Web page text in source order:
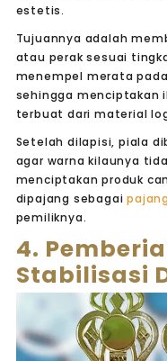
estetis.
Tujuannya adalah
atau perak sesuai
menempel merata
sehingga menciptakan
terbuat dari material
Setelah dilapisi, piala
agar warna kilaunya
menciptakan produk
dipajang sebagai
pemiliknya.
4.
Stabilisasi